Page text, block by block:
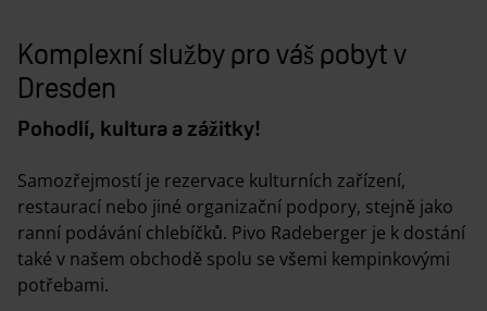
Komplexní služby pro váš pobyt v
Dresden
Pohodlí, kultura a zážitky!
Samozřejmostí je rezervace kulturních zařízení,
restaurací nebo jiné organizační podpory, stejně jako
ranní podávání chlebíčků. Pivo Radeberger je k dostání
také v našem obchodě spolu se všemi kempinkovými
potřebami.